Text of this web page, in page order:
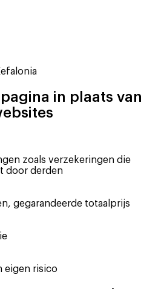
in plaats van
zoals verzekeringen die
door derden
gegarandeerde totaalprijs
eigen risico